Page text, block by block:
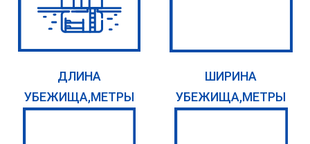
ДЛИНА
УБЕЖИЩА,МЕТРЫ
ШИРИНА
УБЕЖИЩА,МЕТРЫ